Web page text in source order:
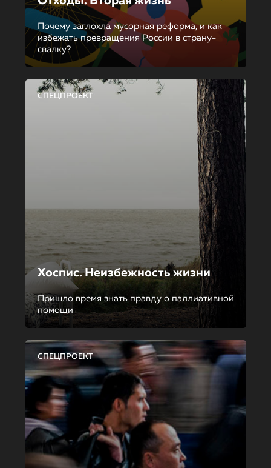
Почему заглохла мусорная реформа, и как
избежать превращения России в страну-
свалку?
СПЕЦПРОЕКТ
Хоспис. Неизбежность жизни
Пришло время знать правду о паллиативной
помощи
СПЕЦПРОЕКТ